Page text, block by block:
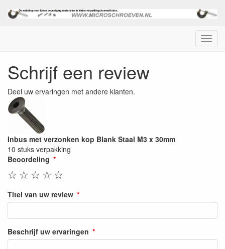
Menu
Schrijf een review
Deel uw ervaringen met andere klanten.
Inbus met verzonken kop Blank Staal M3 x 30mm
10 stuks verpakking
Beoordeling
☆
☆
☆
☆
☆
Titel van uw review
Beschrijf uw ervaringen